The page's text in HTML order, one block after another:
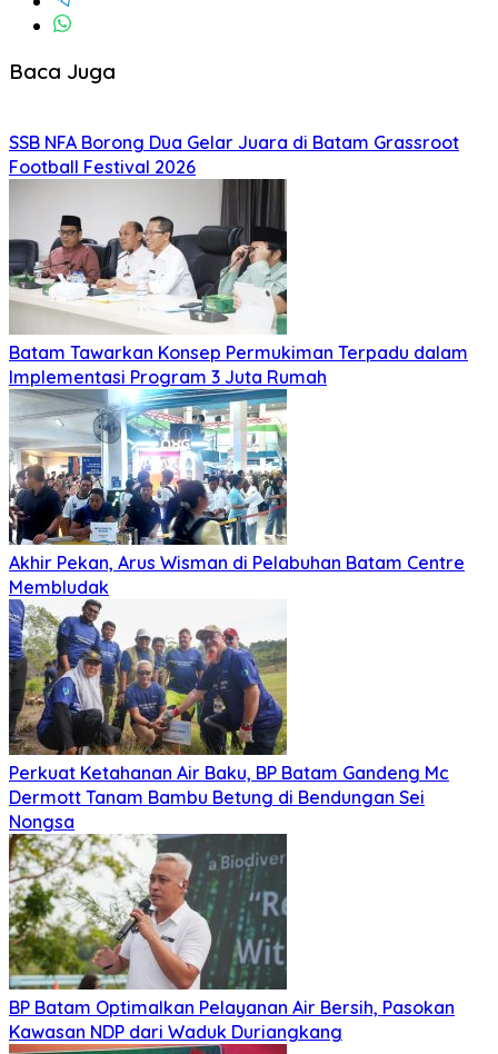
Baca Juga
SSB NFA Borong Dua Gelar Juara di Batam Grassroot
Football Festival 2026
Batam Tawarkan Konsep Permukiman Terpadu dalam
Implementasi Program 3 Juta Rumah
Akhir Pekan, Arus Wisman di Pelabuhan Batam Centre
Membludak
Perkuat Ketahanan Air Baku, BP Batam Gandeng Mc
Dermott Tanam Bambu Betung di Bendungan Sei
Nongsa
BP Batam Optimalkan Pelayanan Air Bersih, Pasokan
Kawasan NDP dari Waduk Duriangkang